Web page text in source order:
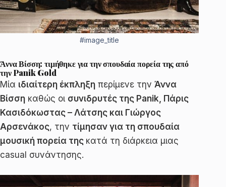
#image_title
Άννα Βίσση: τιμήθηκε για την σπουδαία πορεία της από
την Panik Gold
Μία ιδιαίτερη έκπληξη περίμενε την Άννα
Βίσση καθώς οι συνιδρυτές της Panik, Πάρις
Κασιδόκωστας – Λάτσης και Γιώργος
Αρσενάκος, την τίμησαν για τη σπουδαία
μουσική πορεία της κατά τη διάρκεια μιας
casual συνάντησης.